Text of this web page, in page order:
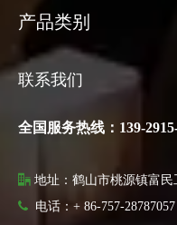
产品类别
联系我们
全国服务热线：139-
 地址：鹤山市桃源镇富民
 电话：+ 86-757-28787057